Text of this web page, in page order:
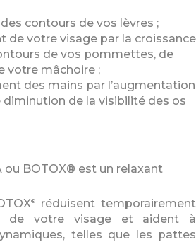
contours de vos lèvres ;
de votre visage par la croissance
de vos pommettes, de
votre mâchoire ;
des mains par l’augmentation
diminution de la visibilité des os
ou BOTOX® est un relaxant
®
réduisent temporairement
de votre visage et aident à
telles que les pattes